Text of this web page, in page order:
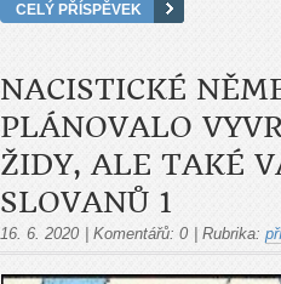
CELÝ PŘÍSPĚVEK
NACISTICKÉ
PLÁNOVALO
ŽIDY, ALE TAKÉ
SLOVANŮ 1
16. 6. 2020 Komentářů: 0 Rubrika: